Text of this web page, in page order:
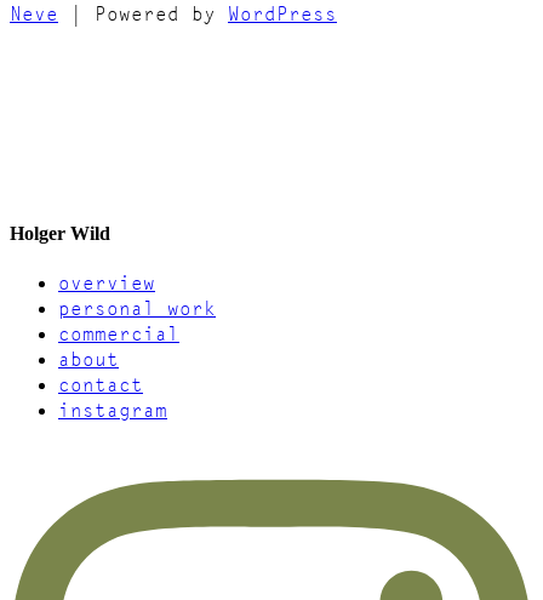
Neve | Powered by WordPress
Holger Wild
overview
personal work
commercial
about
contact
instagram